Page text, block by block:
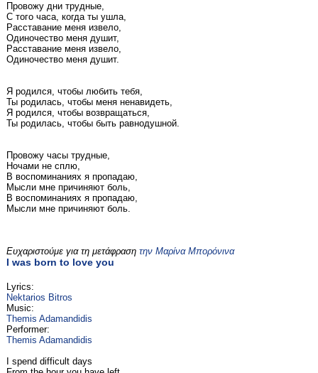
Провожу дни трудные,
С того часа, когда ты ушла,
Расставание меня извело,
Одиночество меня душит,
Расставание меня извело,
Одиночество меня душит.
Я родился, чтобы любить тебя,
Ты родилась, чтобы меня ненавидеть,
Я родился, чтобы возвращаться,
Ты родилась, чтобы быть равнодушной.
Провожу часы трудные,
Ночами не сплю,
В воспоминаниях я пропадаю,
Мысли мне причиняют боль,
В воспоминаниях я пропадаю,
Мысли мне причиняют боль.
Ευχαριστούμε για τη μετάφραση την Μαρίνα Μπορόνινα
I was born to love you
Lyrics:
Nektarios Bitros
Music:
Themis Adamandidis
Performer:
Themis Adamandidis
I spend difficult days